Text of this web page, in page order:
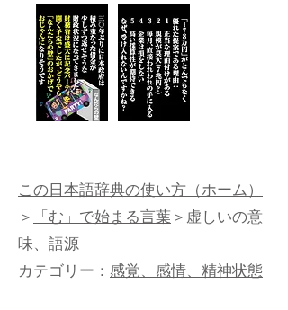
この日本語辞典の使い方（ホーム）
＞「む」で始まる言葉＞虚しいの意
味、語源
カテゴリー： 感覚、感情、精神状態